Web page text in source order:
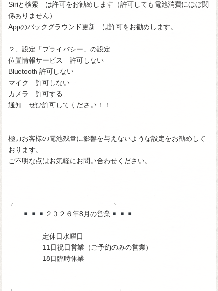
Siriと検索 は許可をお勧めします（許可しても電池消費にほぼ関
係ありません）
Appのバックグラウンド更新 は許可をお勧めします。
２、設定「プライバシー」の設定
位置情報サービス 許可しない
Bluetooth 許可しない
マイク 許可しない
カメラ 許可する
通知 ぜひ許可してください！！
極力お客様の電池残量に影響を与えないような設定をお勧めして
おります。
ご不明な点はお気軽にお問い合わせください。
╭────────────────────╮
２０２６年8月の営業
定休日水曜日
11日祝日営業（ご予約のみの営業）
18日臨時休業